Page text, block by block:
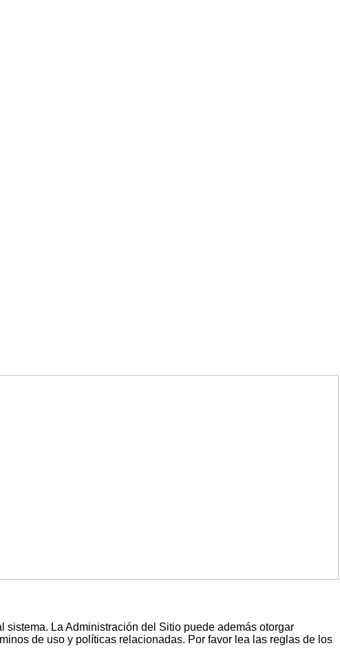
La Administración del Sitio puede además otorgar
de uso y políticas relacionadas. Por favor lea las reglas de los